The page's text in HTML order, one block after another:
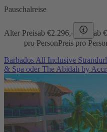
Pauschalreise
Alter Preisab €2.296,- ab €
pro PersonPreis pro
Barbados All Inclusive
& Spa oder The Abidah by